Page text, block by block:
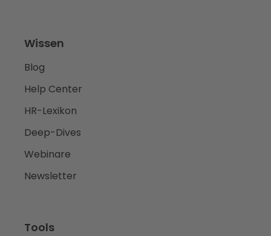
Wissen
Blog
Help Center
HR-Lexikon
Deep-Dives
Webinare
Newsletter
Tools